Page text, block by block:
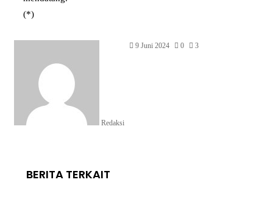
(*)
Redaksi
9 Juni 2024 0 3
BERITA TERKAIT